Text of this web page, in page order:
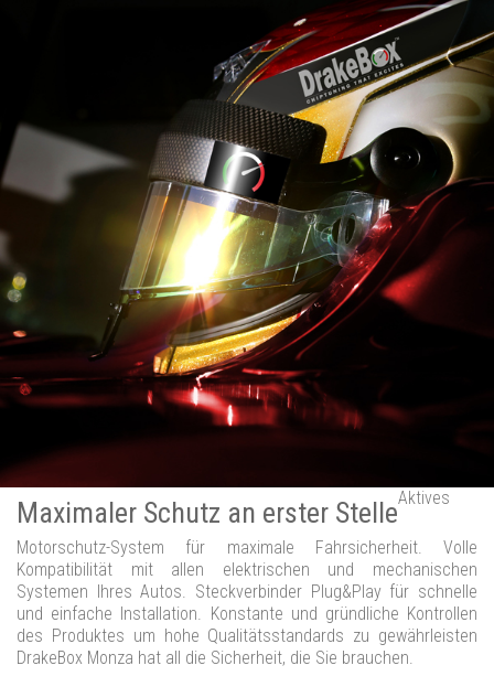
Maximaler Schutz an erster StelleAktives
Motorschutz-System für maximale Fahrsicherheit. Volle
Kompatibilität mit allen elektrischen und mechanischen
Systemen Ihres Autos. Steckverbinder Plug&Play für schnelle
und einfache Installation. Konstante und gründliche Kontrollen
des Produktes um hohe Qualitätsstandards zu gewährleisten
DrakeBox Monza hat all die Sicherheit, die Sie brauchen.